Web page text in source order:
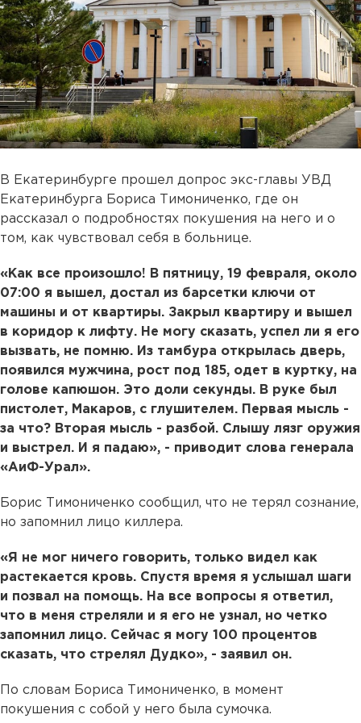
В Екатеринбурге прошел допрос экс-главы УВД
Екатеринбурга Бориса Тимониченко, где он
рассказал о подробностях покушения на него и о
том, как чувствовал себя в больнице.
«Как все произошло! В пятницу, 19 февраля, около
07:00 я вышел, достал из барсетки ключи от
машины и от квартиры. Закрыл квартиру и вышел
в коридор к лифту. Не могу сказать, успел ли я его
вызвать, не помню. Из тамбура открылась дверь,
появился мужчина, рост под 185, одет в куртку, на
голове капюшон. Это доли секунды. В руке был
пистолет, Макаров, с глушителем. Первая мысль -
за что? Вторая мысль - разбой. Слышу лязг оружия
и выстрел. И я падаю», - приводит слова генерала
«АиФ-Урал».
Борис Тимониченко сообщил, что не терял сознание,
но запомнил лицо киллера.
«Я не мог ничего говорить, только видел как
растекается кровь. Спустя время я услышал шаги
и позвал на помощь. На все вопросы я ответил,
что в меня стреляли и я его не узнал, но четко
запомнил лицо. Сейчас я могу 100 процентов
сказать, что стрелял Дудко», - заявил он.
По словам Бориса Тимониченко, в момент
покушения с собой у него была сумочка.